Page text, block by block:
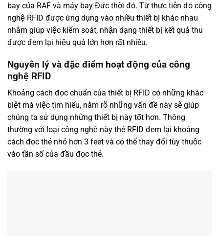
bay của RAF và máy bay Đức thời đó. Từ thực tiễn đó công
nghệ RFID được ứng dụng vào nhiều thiết bị khác nhau
nhằm giúp việc kiểm soát, nhận dạng thiết bị kết quả thu
được đem lại hiệu quả lớn hơn rất nhiều.
Nguyên lý và đặc điểm hoạt động của công
nghệ RFID
Khoảng cách đọc chuẩn của thiết bị RFID có những khác
biệt mà việc tìm hiểu, nắm rõ những vấn đề này sẽ giúp
chúng ta sử dụng những thiết bị này tốt hơn. Thông
thường với loại công nghệ này thẻ RFID đem lại khoảng
cách đọc thẻ nhỏ hơn 3 feet và có thể thay đổi tùy thuộc
vào tần số của đầu đọc thẻ.